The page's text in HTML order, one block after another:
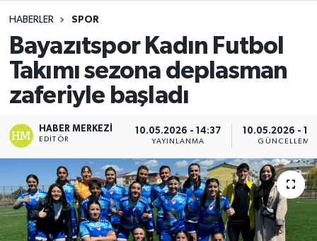
HABERLER SPOR
Bayazıtspor Kadın Futbol
Takımı sezona deplasman
zaferiyle başladı
HABER MERKEZI
EDITÖR
10.05.2026 - 14:37
YAYINLANMA
10.05.2026 -
GÜNCELLEME